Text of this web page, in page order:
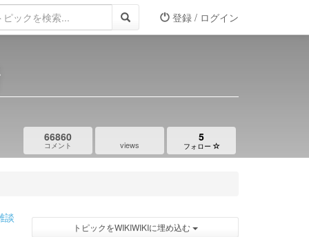
登録 / ログイン
66860
コメント views
5
フォロー
談
トピックをWIKIWIKIに埋め込む